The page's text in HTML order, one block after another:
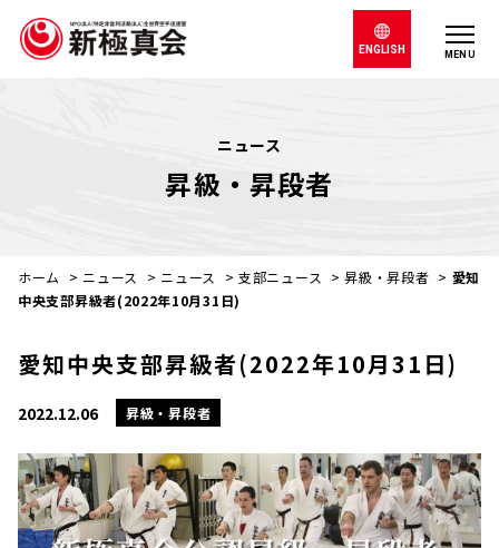
MENU
ENGLISH
ニュース
昇級・昇段者
ホーム > ニュース > ニュース >支部ニュース >昇級・昇段者 > 愛知
中央支部昇級者(2022年10月31日)
愛知中央支部昇級者(2022年10月31日)
2022.12.06 昇級・昇段者